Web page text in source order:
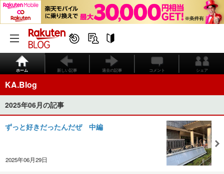
ホーム 新しい記事 過去の記事 コメント シェア
KA.Blog
2025年06月の記事
ずっと好きだったんだぜ 中編
2025年06月29日